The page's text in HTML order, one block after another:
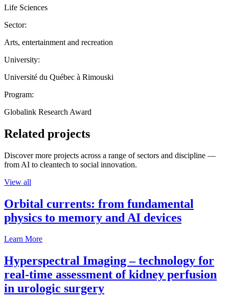
Life Sciences
Sector:
Arts, entertainment and recreation
University:
Université du Québec à Rimouski
Program:
Globalink Research Award
Related projects
Discover more projects across a range of sectors and discipline —
from AI to cleantech to social innovation.
View all
Orbital currents: from fundamental
physics to memory and AI devices
Learn More
Hyperspectral Imaging – technology for
real-time assessment of kidney perfusion
in urologic surgery